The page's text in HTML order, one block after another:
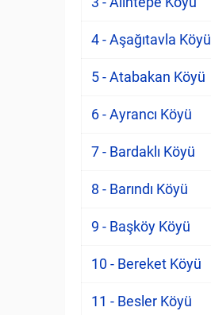
4 - Aşağıtavla Köyü
5 - Atabakan Köyü
6 - Ayrancı Köyü
7 - Bardaklı Köyü
8 - Barındı Köyü
9 - Başköy Köyü
10 - Bereket Köyü
11 - Besler Köyü